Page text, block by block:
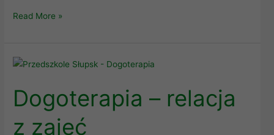
Read More »
Dogoterapia – relacja
z zajęć
Dogoterapia
relacja
z
zajęć